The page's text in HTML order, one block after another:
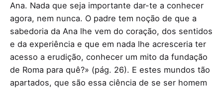
Ana. Nada que seja importante dar-te a conhecer
agora, nem nunca. O padre tem noção de que a
sabedoria da Ana lhe vem do coração, dos sentidos
e da experiência e que em nada lhe acresceria ter
acesso a erudição, conhecer um mito da fundação
de Roma para quê?» (pág. 26). E estes mundos tão
apartados, que são essa ciência de se ser homem